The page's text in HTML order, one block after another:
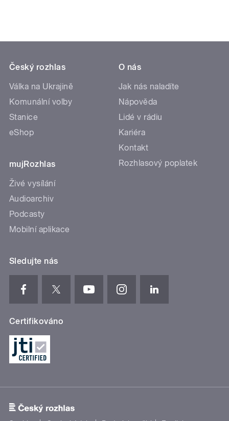
Český rozhlas
Válka na Ukrajině
Komunální volby
Stanice
eShop
mujRozhlas
Živé vysílání
Audioarchiv
Podcasty
Mobilní aplikace
O nás
Jak nás naladíte
Nápověda
Lidé v rádiu
Kariéra
Kontakt
Rozhlasový poplatek
Sledujte nás
Certifikováno